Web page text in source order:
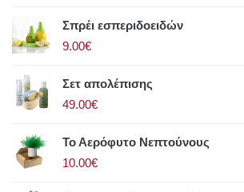
Σπρέι εσπεριδοειδών
9.00€
Σετ απολέπισης
49.00€
Το Αερόφυτο Νεπτούνους
10.00€